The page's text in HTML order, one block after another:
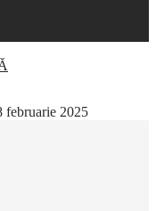
februarie 2025